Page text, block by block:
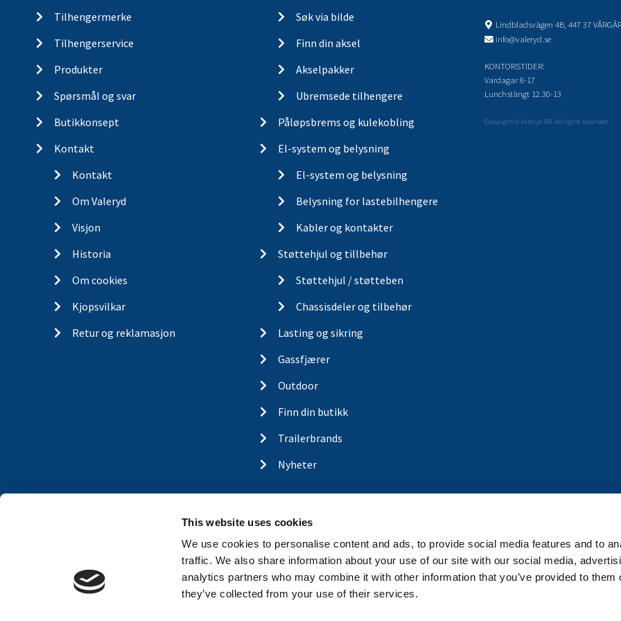
This website uses cookies
We use cookies to personalise content and ads, to provide social media features and to
traffic. We also share information about your use of our site with our social media,
analytics partners who may combine it with other information that you’ve provided to them
they’ve collected from your use of their services.
Tilhengermerke
Tilhengerservice
Produkter
Spørsmål og svar
Butikkonsept
Kontakt
Kontakt
Om Valeryd
Visjon
Historia
Om cookies
Kjopsvilkar
Retur og reklamasjon
Søk via bilde
Finn din aksel
Akselpakker
Ubremsede tilhengere
Påløpsbrems og kulekobling
El-system og belysning
El-system og belysning
Belysning for lastebilhengere
Kabler og kontakter
Støttehjul og tillbehør
Støttehjul / støtteben
Chassisdeler og tilbehør
Lasting og sikring
Gassfjærer
Outdoor
Finn din butikk
Trailerbrands
Nyheter
Lindbladsvägen 4B, 447 37
info@valeryd.se
KONTORSTIDER:
Vardagar 8-17
Lunchstängt 12.30-13
Copyright © Valeryd AB. All rights reserved.